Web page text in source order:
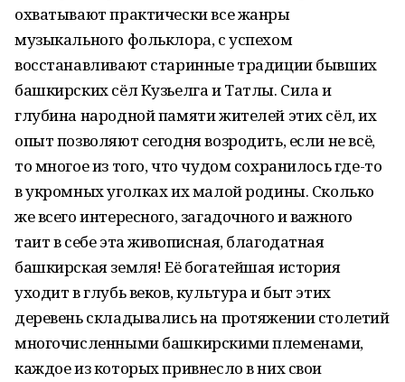
охватывают практически все жанры
музыкального фольклора, с успехом
восстанавливают старинные традиции бывших
башкирских сёл Кузьелга и Татлы. Сила и
глубина народной памяти жителей этих сёл, их
опыт позволяют сегодня возродить, если не всё,
то многое из того, что чудом сохранилось где-то
в укромных уголках их малой родины. Сколько
же всего интересного, загадочного и важного
таит в себе эта живописная, благодатная
башкирская земля! Её богатейшая история
уходит в глубь веков, культура и быт этих
деревень складывались на протяжении столетий
многочисленными башкирскими племенами,
каждое из которых привнесло в них свои